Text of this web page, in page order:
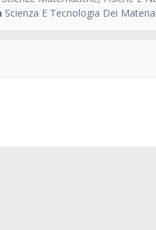
Scienza E Tecnologia Dei